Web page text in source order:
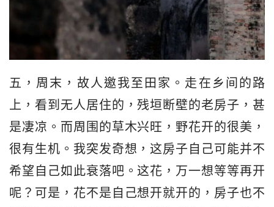
五，周末，故人邀我至田家。走在乡间的路
上，看到无人居住的，残垣断壁的老房子，甚
是凄凉。而周围的草木兴旺，野花开的很美，
很有生机。我突发奇想，这房子自己可能并不
希望自己如此衰落吧。这花，万一想等等再开
呢？可是，花不是自己想开就开的，房子也不